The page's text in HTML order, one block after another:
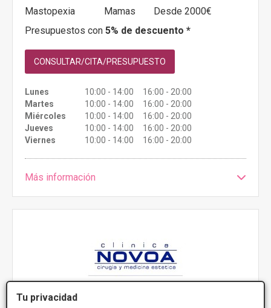
Tu privacidad
Mastopexia Mamas
Desde 2000€
Presupuestos con 5% de descuento *
CONSULTAR/CITA/PRESUPUESTO
Lunes
10:00 - 14:00 16:00 - 20:00
Martes
10:00 - 14:00 16:00 - 20:00
Miércoles
10:00 - 14:00 16:00 - 20:00
Jueves
10:00 - 14:00 16:00 - 20:00
Viernes
10:00 - 14:00 16:00 - 20:00
Más información